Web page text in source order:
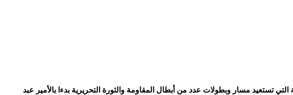
تستعيد مسار وبطولات عدد من أبطال المقاومة والثورة التحريرية بدءا بالأمير عبد